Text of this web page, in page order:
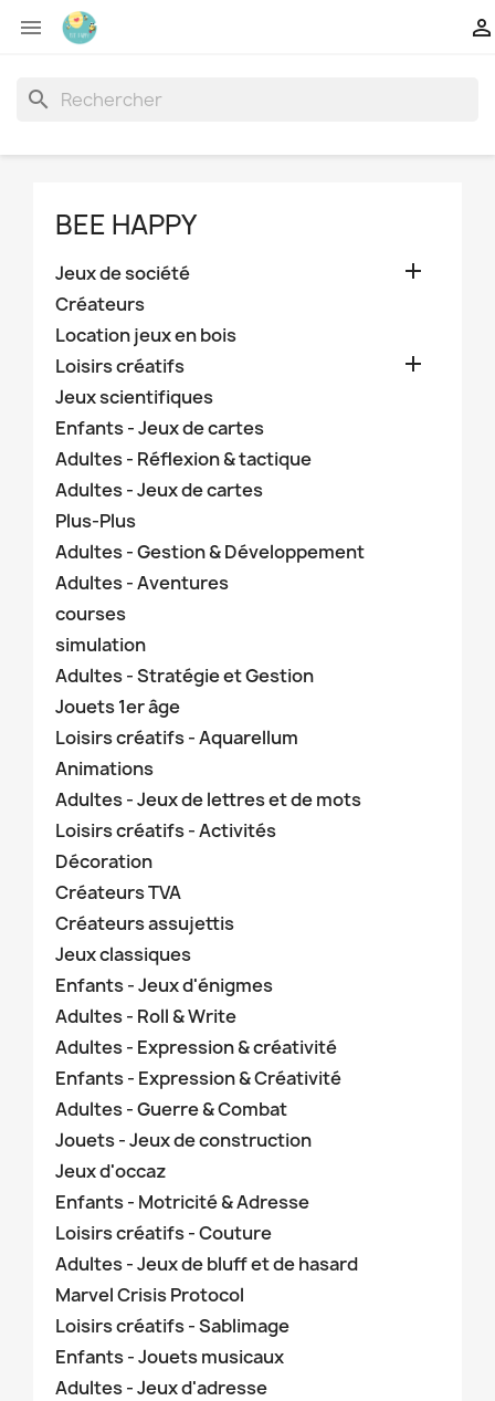
 
search
BEE HAPPY
Jeux de société 
Créateurs
Location jeux en bois
Loisirs créatifs

Jeux scientifiques
Enfants - Jeux de cartes
Adultes - Réflexion & tactique
Adultes - Jeux de cartes
Plus-Plus
Adultes - Gestion & Développement
Adultes - Aventures
courses
simulation
Adultes - Stratégie et Gestion
Jouets 1er âge
Loisirs créatifs - Aquarellum
Animations
Adultes - Jeux de lettres et de mots
Loisirs créatifs - Activités
Décoration
Créateurs TVA
Créateurs assujettis
Jeux classiques
Enfants - Jeux d'énigmes
Adultes - Roll & Write
Adultes - Expression & créativité
Enfants - Expression & Créativité
Adultes - Guerre & Combat
Jouets - Jeux de construction
Jeux d'occaz
Enfants - Motricité & Adresse
Loisirs créatifs - Couture
Adultes - Jeux de bluff et de hasard
Marvel Crisis Protocol
Loisirs créatifs - Sablimage
Enfants - Jouets musicaux
Adultes - Jeux d'adresse